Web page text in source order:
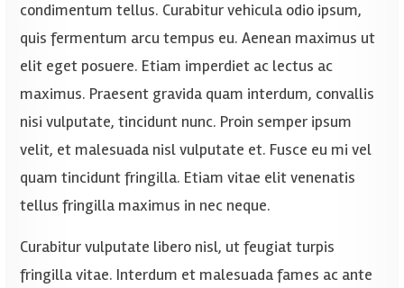
condimentum tellus. Curabitur vehicula odio ipsum,
quis fermentum arcu tempus eu. Aenean maximus ut
elit eget posuere. Etiam imperdiet ac lectus ac
maximus. Praesent gravida quam interdum, convallis
nisi vulputate, tincidunt nunc. Proin semper ipsum
velit, et malesuada nisl vulputate et. Fusce eu mi vel
quam tincidunt fringilla. Etiam vitae elit venenatis
tellus fringilla maximus in nec neque.
Curabitur vulputate libero nisl, ut feugiat turpis
fringilla vitae. Interdum et malesuada fames ac ante